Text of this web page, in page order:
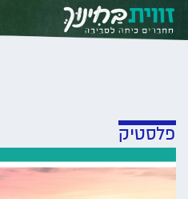
Skip to content
פלסטיק